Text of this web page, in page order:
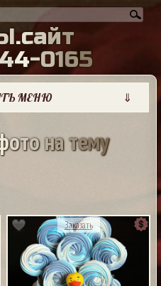
.сайт
44-0165
МЕНЮ ⇓
отонатему
Заказать